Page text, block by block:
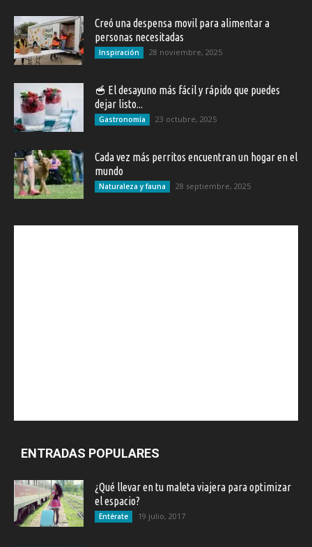
Creó una despensa movil para alimentar a
personas necesitadas
Inspiración 28 noviembre, 2025
🥣 El desayuno más fácil y rápido que puedes
dejar listo...
Gastronomía 23 octubre, 2025
Cada vez más perritos encuentran un hogar en el
mundo
Naturaleza y fauna 28 septiembre, 2025
ENTRADAS POPULARES
¿Qué llevar en tu maleta viajera para optimizar
el espacio?
Entérate 19 julio, 2017